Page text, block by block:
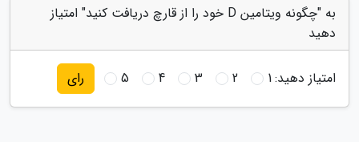
به "چگونه ویتامین D خود را از قارچ دریافت کنید" امتیاز
دهید
امتیاز دهید:1
2
3
4
5 رای